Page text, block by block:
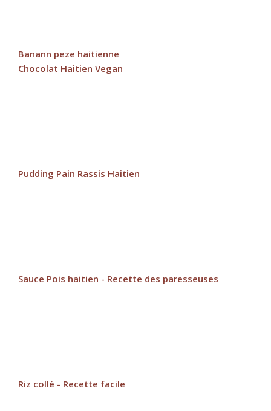
Banann peze haitienne
Chocolat Haitien Vegan
Pudding Pain Rassis Haitien
Sauce Pois haitien - Recette des paresseuses
Riz collé - Recette facile